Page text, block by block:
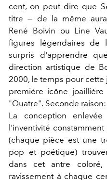
cent, on peut dire que
titre — de la même
René Boivin ou Line
figures légendaires de
surpris d'apprendre
direction artistique de
2000, le temps pour
première icône
"Quatre". Seconde
La conception
l'inventivité
(chaque pièce est une
pop et poétique)
dans cet antre coloré,
ravissement à chaque